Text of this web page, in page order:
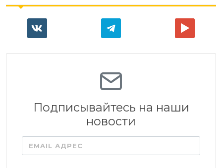
Подписывайтесь на наши
новости
EMAIL АДРЕС